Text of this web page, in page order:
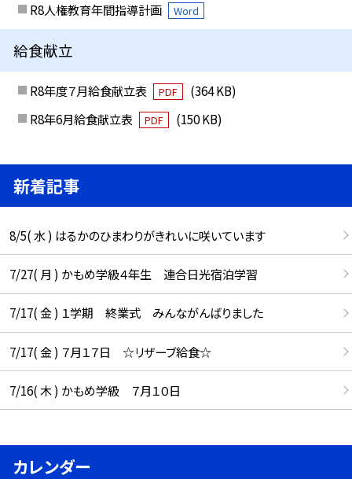
R8人権教育年間指導計画 Word
給食献立
R8年度７月給食献立表 PDF
(364 KB)
R8年6月給食献立表
PDF (150 KB)
新着記事
8/5( 水 ) はるかのひまわりがきれいに咲いています
7/27( 月 ) かもめ学級４年生 連合日光宿泊学習
7/17( 金 ) １学期 終業式 みんながんばりました
7/17( 金 ) ７月１７日 ☆リザーブ給食☆
7/16( 木 ) かもめ学級 ７月１０日
カレンダー